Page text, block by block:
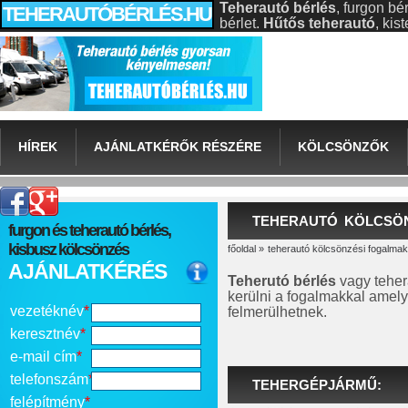
TEHERAUTÓBÉRLÉS.HU Teherautó bérlés, furgon
bérlet. Hűtős teherautó,
HÍREK AJÁNLATKÉRŐK RÉSZÉRE KÖLCSÖNZŐK
furgon és teherautó bérlés,
kisbusz kölcsönzés
AJÁNLATKÉRÉS
vezetéknév*
keresztnév*
e-mail cím*
telefonszám*
felépítmény*
TEHERAUTÓ
főoldal » teherautó kölcsönzési fogalmak
Teherutó bérlés vagy
kerülni a fogalmakkal
felmerülhetnek.
TEHERGÉPJÁRMŰ: